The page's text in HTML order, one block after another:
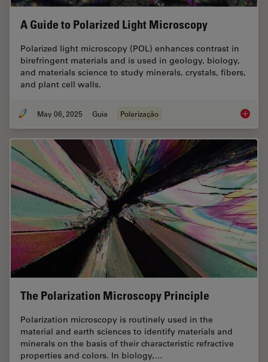
A Guide to Polarized Light Microscopy
Polarized light microscopy (POL) enhances contrast in
birefringent materials and is used in geology, biology,
and materials science to study minerals, crystals, fibers,
and plant cell walls.
May 06, 2025 Guia Polarização A
The Polarization Microscopy Principle
Polarization microscopy is routinely used in the
material and earth sciences to identify materials and
minerals on the basis of their characteristic refractive
properties and colors. In biology,…